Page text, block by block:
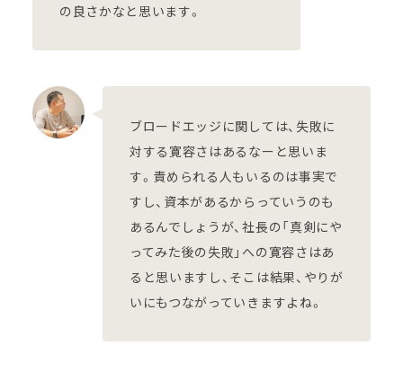
の良さかなと思います。
ブロードエッジに関しては、失敗に
対する寛容さはあるなーと思いま
す。責められる人もいるのは事実で
すし、資本があるからっていうのも
あるんでしょうが、社長の「真剣にや
ってみた後の失敗」への寛容さはあ
ると思いますし、そこは結果、やりが
いにもつながっていきますよね。